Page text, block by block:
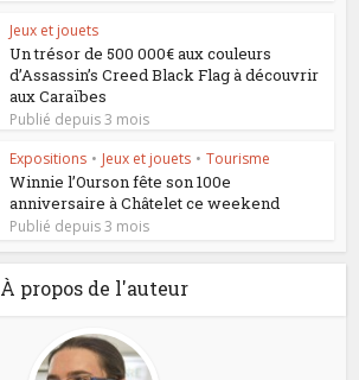
Jeux et jouets
Un trésor de 500 000€ aux couleurs
d’Assassin’s Creed Black Flag à découvrir
aux Caraïbes
Publié depuis 3 mois
Expositions • Jeux et jouets • Tourisme
Winnie l’Ourson fête son 100e
anniversaire à Châtelet ce weekend
Publié depuis 3 mois
À propos de l'auteur